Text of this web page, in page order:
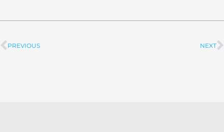
Prev
PREVIOUS NEXT